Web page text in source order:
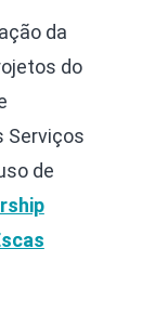
da
do
Serviços
de